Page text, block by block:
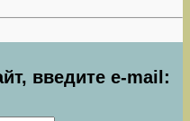
введите e-mail: